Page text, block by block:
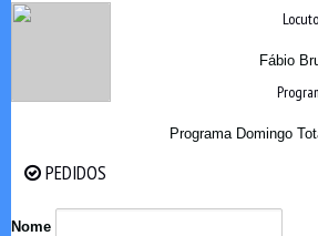
Fábio
Programa Domingo
PEDIDOS
Nome